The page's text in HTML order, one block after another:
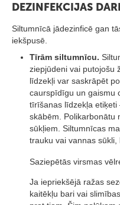
DEZINFEKCIJAS
Siltumnīcā jādezinficē gan
iekšpusē.
Tīrām siltumnīcu.
ziepjūdeni vai putojošu
līdzekļi var saskrāpēt
caurspīdīgu un gaismu
tīrīšanas līdzekļa etiķeti
skābēm. Polikarbonātu
sūkļiem. Siltumnīcas
trauku vai vannas sūkli,
Saziepētās virsmas
Ja iepriekšējā ražas
kaitēkļu bari vai